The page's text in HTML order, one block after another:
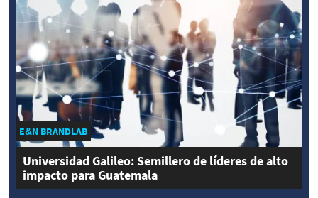
E&N BRANDLAB
Universidad Galileo: Semillero de líderes de alto
impacto para Guatemala